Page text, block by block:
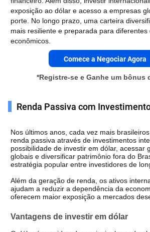
exposição ao dólar e acesso a empresas
porte. No longo prazo, uma carteira
mais resiliente e preparada para diferentes
econômicos.
Comece a Negociar Agora
*Registre-se e Ganhe um bônus
Renda Passiva com
Nos últimos anos, cada vez mais
renda passiva através de investimentos
possibilidade de investir em dólar, acessar
globais e diversificar patrimônio fora do
estratégia popular entre investidores de
Além da geração de renda, os ativos
ajudam a reduzir a dependência da
oferecem maior exposição a mercados
Vantagens de investir em dólar